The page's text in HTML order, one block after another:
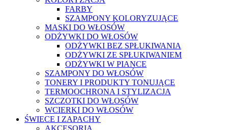
FARBY
SZAMPONY KOLORYZUJĄCE
MASKI DO WŁOSÓW
ODŻYWKI DO WŁOSÓW
ODŻYWKI BEZ SPŁUKIWANIA
ODŻYWKI ZE SPŁUKIWANIEM
ODŻYWKI W PIANCE
SZAMPONY DO WŁOSÓW
TONERY I PRODUKTY TONUJĄCE
TERMOOCHRONA I STYLIZACJA
SZCZOTKI DO WŁOSÓW
WCIERKI DO WŁOSÓW
ŚWIECE I ZAPACHY
AKCESORIA